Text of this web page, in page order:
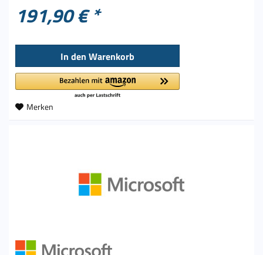
191,90 € *
In den Warenkorb
Merken